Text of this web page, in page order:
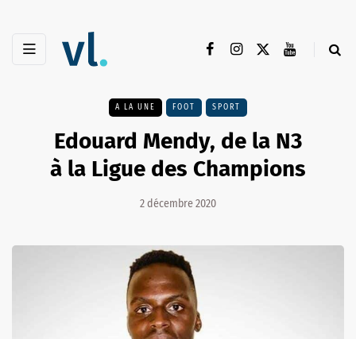
A LA UNE FOOT SPORT
Edouard Mendy, de la N3
à la Ligue des Champions
2 décembre 2020